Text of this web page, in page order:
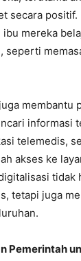
secara positif.
mereka
seperti
membantu
informasi
telemedis,
akses ke
tidak
tetapi juga
Pemerintah